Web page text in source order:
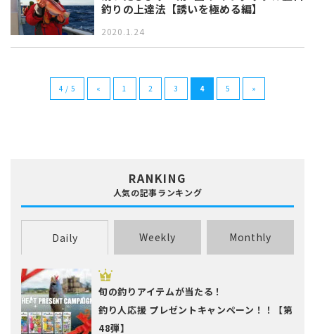
釣りの上達法【誘いを極める編】
2020.1.24
4 / 5 « 1 2 3 4 5 »
RANKING
人気の記事ランキング
Daily Weekly Monthly
旬の釣りアイテムが当たる！
釣り人応援 プレゼントキャンペーン！！【第
48弾】